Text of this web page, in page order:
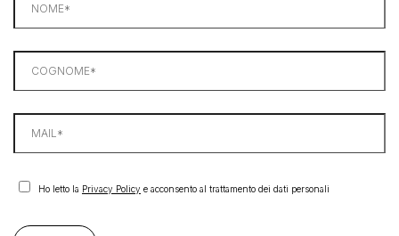
Ho letto la Privacy Policy e acconsento al trattamento dei dati personali